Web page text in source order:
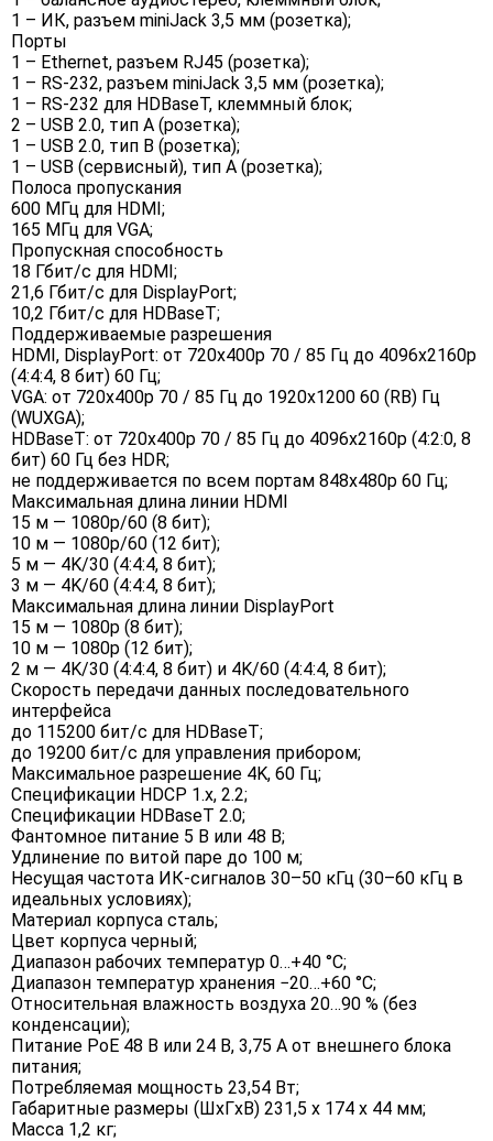
1 – ИК, разъем miniJack 3,5 мм (розетка);
Порты
1 – Ethernet, разъем RJ45 (розетка);
1 – RS-232, разъем miniJack 3,5 мм (розетка);
1 – RS-232 для HDBaseT, клеммный блок;
2 – USB 2.0, тип A (розетка);
1 – USB 2.0, тип B (розетка);
1 – USB (сервисный), тип А (розетка);
Полоса пропускания
600 МГц для HDMI;
165 МГц для VGA;
Пропускная способность
18 Гбит/с для HDMI;
21,6 Гбит/с для DisplayPort;
10,2 Гбит/с для HDBaseT;
Поддерживаемые разрешения
HDMI, DisplayPort: от 720x400p 70 / 85 Гц до 4096x2160p
(4:4:4, 8 бит) 60 Гц;
VGA: от 720x400p 70 / 85 Гц до 1920x1200 60 (RB) Гц
(WUXGA);
HDBaseT: от 720x400p 70 / 85 Гц до 4096x2160p (4:2:0, 8
бит) 60 Гц без HDR;
не поддерживается по всем портам 848x480p 60 Гц;
Максимальная длина линии HDMI
15 м — 1080p/60 (8 бит);
10 м — 1080p/60 (12 бит);
5 м — 4K/30 (4:4:4, 8 бит);
3 м — 4K/60 (4:4:4, 8 бит);
Максимальная длина линии DisplayPort
15 м — 1080p (8 бит);
10 м — 1080p (12 бит);
2 м — 4K/30 (4:4:4, 8 бит) и 4K/60 (4:4:4, 8 бит);
Скорость передачи данных последовательного
интерфейса
до 115200 бит/с для HDBaseT;
до 19200 бит/с для управления прибором;
Максимальное разрешение 4K, 60 Гц;
Спецификации HDCP 1.x, 2.2;
Спецификации HDBaseT 2.0;
Фантомное питание 5 В или 48 В;
Удлинение по витой паре до 100 м;
Несущая частота ИК-сигналов 30–50 кГц (30–60 кГц в
идеальных условиях);
Материал корпуса сталь;
Цвет корпуса черный;
Диапазон рабочих температур 0…+40 °C;
Диапазон температур хранения −20…+60 °C;
Относительная влажность воздуха 20…90 % (без
конденсации);
Питание PoE 48 В или 24 В, 3,75 А от внешнего блока
питания;
Потребляемая мощность 23,54 Вт;
Габаритные размеры (ШxГxВ) 231,5 x 174 x 44 мм;
Масса 1,2 кг;